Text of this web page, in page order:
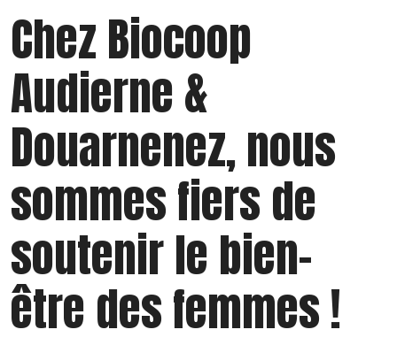
Chez Biocoop
Audierne &
Douarnenez, nous
sommes fiers de
soutenir le bien-
être des femmes !